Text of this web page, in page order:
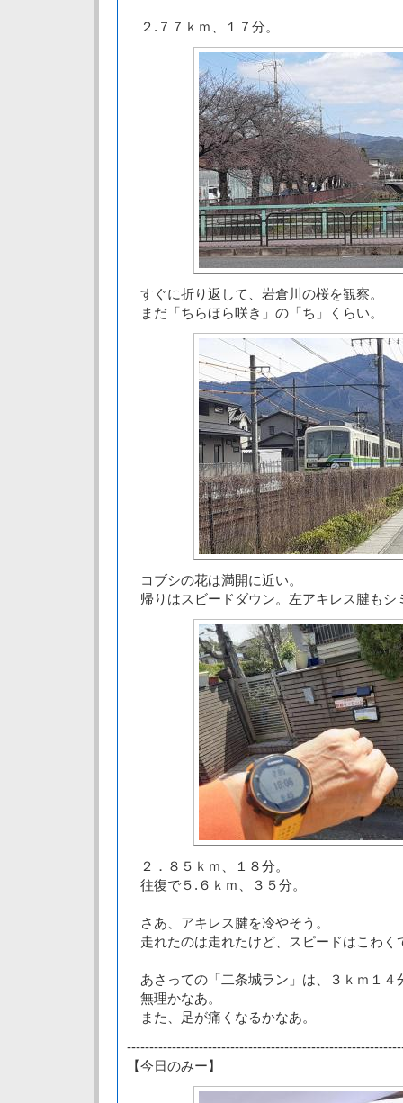
２.７７ｋｍ、１７分。
すぐに折り返して、岩倉川の桜を観察。
まだ「ちらほら咲き」の「ち」くらい。
コブシの花は満開に近い。
帰りはスビードダウン。左アキレス腱もシ
２．８５ｋｍ、１８分。
往復で５.６ｋｍ、３５分。
さあ、アキレス腱を冷やそう。
走れたのは走れたけど、スピードはこわく
あさっての「二条城ラン」は、３ｋｍ１４
無理かなあ。
また、足が痛くなるかなあ。
【今日のみー】